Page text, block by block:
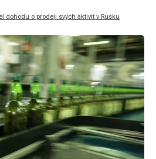
dohodu o prodeji svých aktivit v Rusku